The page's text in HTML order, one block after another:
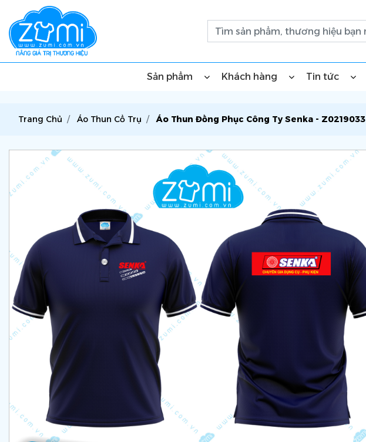
Sản phẩm Khách hàng Tin tức
Trang Chủ Áo Thun Cổ Trụ Áo Thun Đồng Phục Công Ty Senka - Z0219033